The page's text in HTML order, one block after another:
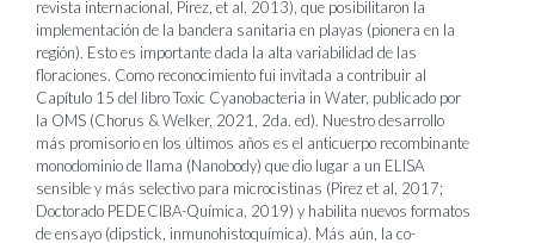
revista internacional, Pirez, et al, 2013), que posibilitaron la
implementación de la bandera sanitaria en playas (pionera en la
región). Esto es importante dada la alta variabilidad de las
floraciones. Como reconocimiento fui invitada a contribuir al
Capítulo 15 del libro Toxic Cyanobacteria in Water, publicado por
la OMS (Chorus & Welker, 2021, 2da. ed). Nuestro desarrollo
más promisorio en los últimos años es el anticuerpo recombinante
monodominio de llama (Nanobody) que dio lugar a un ELISA
sensible y más selectivo para microcistinas (Pirez et al, 2017;
Doctorado PEDECIBA-Química, 2019) y habilita nuevos formatos
de ensayo (dipstick, inmunohistoquímica). Más aún, la co-